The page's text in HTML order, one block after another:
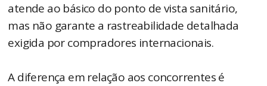
atende ao básico do ponto de vista sanitário,
mas não garante a rastreabilidade detalhada
exigida por compradores internacionais.
A diferença em relação aos concorrentes é